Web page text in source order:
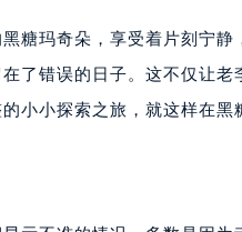
（中央广场）A1座办公楼14
万象城）15层1508室（需
楼A塔7层704室（需提前预
层1701室（需提前预约）
11层1104室（需提前预约）
糖玛奇朵，享受着片刻宁
错误的日子。这不仅让老
小小探索之旅，就这样在黑